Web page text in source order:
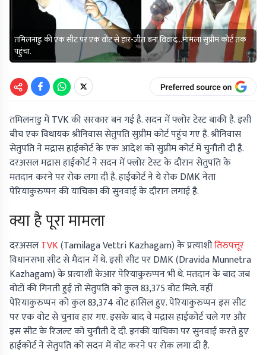
तमिलनाडु की एक सीट पर एक वोट से हार-जीत बना विवाद...मामला सुप्रीम कोर्ट तक
पहुंचा.
तमिलनाडु में TVK की सरकार बन गई है. सदन में फ्लोर टेस्ट बाकी है. इसी
बीच एक विधायक श्रीनिवास सेतुपति सुप्रीम कोर्ट पहुंच गए हैं. श्रीनिवास
सेतुपति ने मद्रास हाईकोर्ट के एक आदेश को सुप्रीम कोर्ट में चुनौती दी है.
दरअसल मद्रास हाईकोर्ट ने सदन में फ्लोर टेस्ट के दौरान सेतुपति के
मतदान करने पर रोक लगा दी है. हाईकोर्ट ने ये रोक DMK नेता
पेरियाकुरुप्पन की याचिका की सुनवाई के दौरान लगाई है.
क्या है पूरा मामला
दरअसलTVK(Tamilaga Vettri Kazhagam) के प्रत्याशीतिरुपत्तूर
विधानसभा सीट से मैदान में थे. इसी सीट पर DMK (Dravida Munnetra
Kazhagam) के प्रत्याशी केआर पेरियाकुरुप्पन भी थे. मतदान के बाद जब
वोटों की गिनती हुई तो सेतुपति को कुल 83,375 वोट मिले. वहीं
पेरियाकुरुप्पन को कुल 83,374 वोट हासिल हुए. पेरियाकुरुप्पन इस सीट
पर एक वोट से चुनाव हार गए. इसके बाद वे मद्रास हाईकोर्ट चले गए और
इस सीट के रिजल्ट को चुनौती दे दी. इनकी याचिका पर सुनवाई करते हुए
हाईकोर्ट ने सेतुपति को सदन में वोट करने पर रोक लगा दी है.